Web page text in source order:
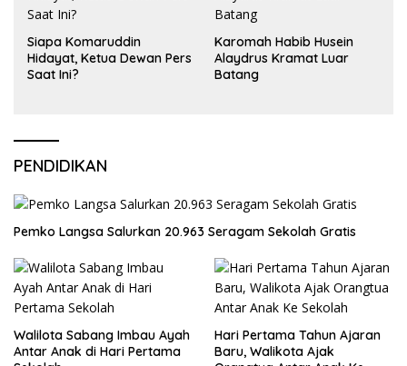
Siapa Komaruddin
Hidayat, Ketua Dewan Pers
Saat Ini?
Karomah Habib Husein
Alaydrus Kramat Luar
Batang
PENDIDIKAN
Pemko Langsa Salurkan 20.963 Seragam Sekolah Gratis
Walilota Sabang Imbau Ayah
Antar Anak di Hari Pertama
Hari Pertama Tahun Ajaran
Baru, Walikota Ajak